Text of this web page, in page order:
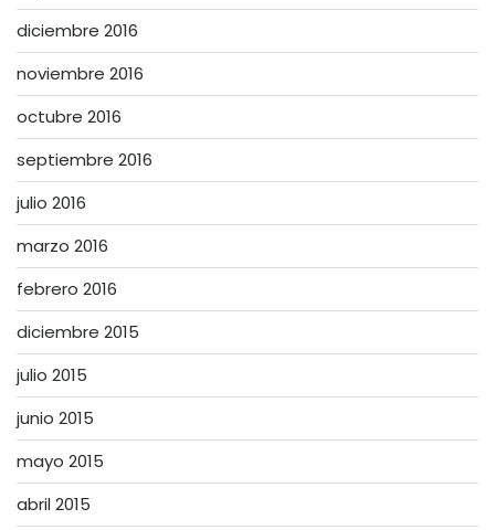
diciembre 2016
noviembre 2016
octubre 2016
septiembre 2016
julio 2016
marzo 2016
febrero 2016
diciembre 2015
julio 2015
junio 2015
mayo 2015
abril 2015